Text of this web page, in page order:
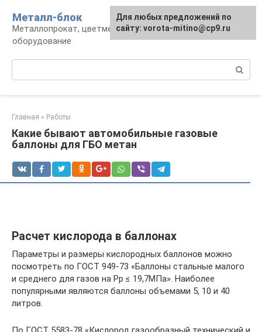
контенту
Металл-блок
Металлопрокат, цветмет, обработка и
оборудование
Главная » Работы
Какие бывают автомобильные газовые
баллоны для ГБО метан
Расчет кислорода в баллонах
Параметры и размеры кислородных баллонов можно
посмотреть по ГОСТ 949-73 «Баллоны стальные малого
и среднего для газов на Рр ≤ 19,7МПа». Наиболее
популярными являются баллоны объемами 5, 10 и 40
литров.
Для любых предложений по
сайту: vorota-mitino@cp9.ru